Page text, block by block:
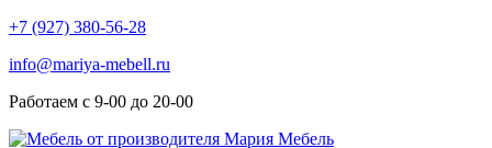
+7 (927) 380-56-28
info@mariya-mebell.ru
Работаем с 9-00 до 20-00